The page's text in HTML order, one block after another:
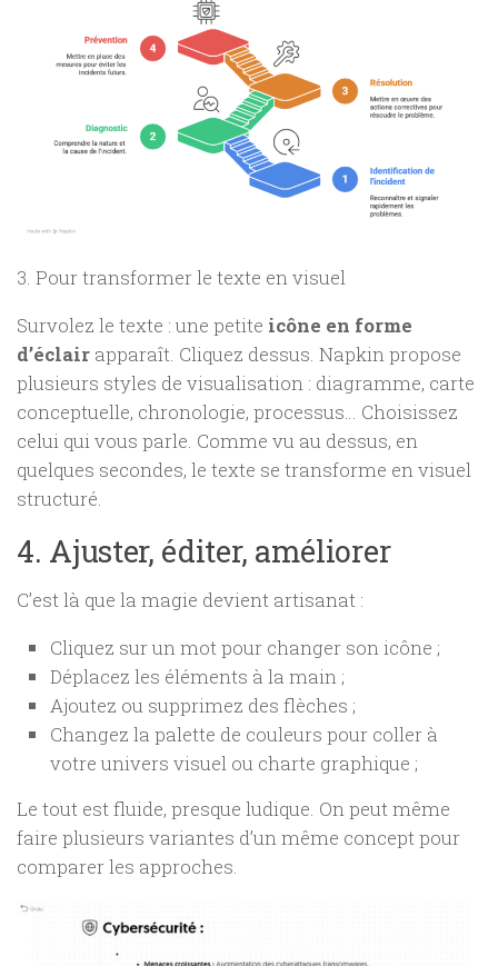
3. Pour transformer le texte en visuel
Survolez le texte : une petite icône en forme
d’éclair apparaît. Cliquez dessus. Napkin propose
plusieurs styles de visualisation : diagramme, carte
conceptuelle, chronologie, processus… Choisissez
celui qui vous parle. Comme vu au dessus, en
quelques secondes, le texte se transforme en visuel
structuré.
4. Ajuster, éditer, améliorer
C’est là que la magie devient artisanat :
Cliquez sur un mot pour changer son icône ;
Déplacez les éléments à la main ;
Ajoutez ou supprimez des flèches ;
Changez la palette de couleurs pour coller à
votre univers visuel ou charte graphique ;
Le tout est fluide, presque ludique. On peut même
faire plusieurs variantes d’un même concept pour
comparer les approches.